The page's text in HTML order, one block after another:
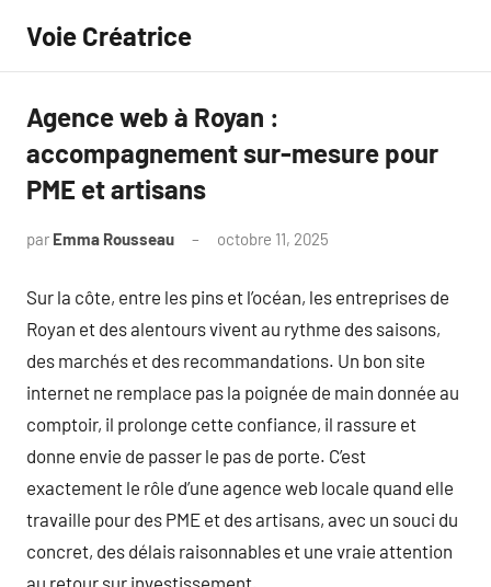
contenu
Voie Créatrice
Agence web à Royan :
accompagnement sur-mesure pour
PME et artisans
par Emma Rousseau octobre 11, 2025
Sur la côte, entre les pins et l’océan, les entreprises de
Royan et des alentours vivent au rythme des saisons,
des marchés et des recommandations. Un bon site
internet ne remplace pas la poignée de main donnée au
comptoir, il prolonge cette confiance, il rassure et
donne envie de passer le pas de porte. C’est
exactement le rôle d’une agence web locale quand elle
travaille pour des PME et des artisans, avec un souci du
concret, des délais raisonnables et une vraie attention
au retour sur investissement.